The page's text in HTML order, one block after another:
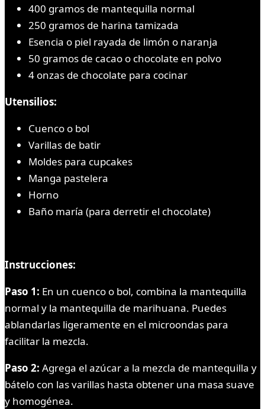
400 gramos de mantequilla normal
250 gramos de harina tamizada
Esencia o piel rayada de limón o naranja
50 gramos de cacao o chocolate en polvo
4 onzas de chocolate para cocinar
Utensilios:
Cuenco o bol
Varillas de batir
Moldes para cupcakes
Manga pastelera
Horno
Baño maría (para derretir el chocolate)
Instrucciones:
Paso 1: En un cuenco o bol, combina la mantequilla
normal y la mantequilla de marihuana. Puedes
ablandarlas ligeramente en el microondas para
facilitar la mezcla.
Paso 2: Agrega el azúcar a la mezcla de mantequilla y
bátelo con las varillas hasta obtener una masa suave
y homogénea.